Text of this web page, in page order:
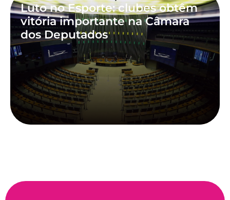
Luto no Esporte: clubes obtêm
vitória importante na Câmara
dos Deputados